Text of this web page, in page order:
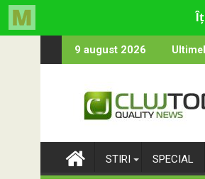
to
9 august 2026
revine la UNTOLD 2026: Colecții
STIRI SPECIAL